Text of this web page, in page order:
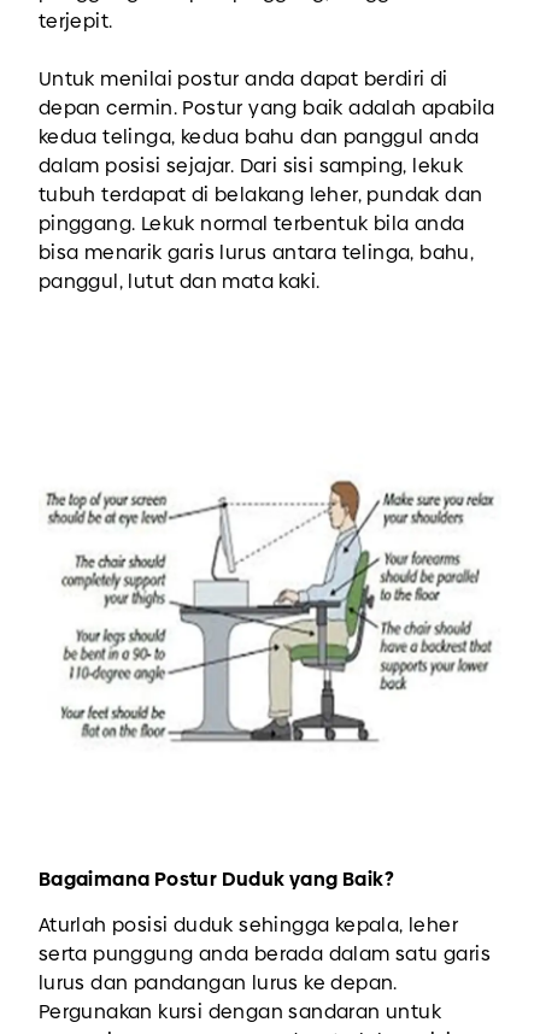
terjepit.
Untuk menilai postur anda dapat berdiri di
depan cermin. Postur yang baik adalah apabila
kedua telinga, kedua bahu dan panggul anda
dalam posisi sejajar. Dari sisi samping, lekuk
tubuh terdapat di belakang leher, pundak dan
pinggang. Lekuk normal terbentuk bila anda
bisa menarik garis lurus antara telinga, bahu,
panggul, lutut dan mata kaki.
Bagaimana Postur Duduk yang Baik?
Aturlah posisi duduk sehingga kepala, leher
serta punggung anda berada dalam satu garis
lurus dan pandangan lurus ke depan.
Pergunakan kursi dengan sandaran untuk